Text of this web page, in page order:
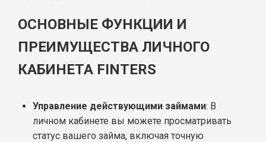
ОСНОВНЫЕ ФУНКЦИИ И
ПРЕИМУЩЕСТВА ЛИЧНОГО
КАБИНЕТА FINTERS
Управление действующими займами: В
личном кабинете вы можете просматривать
статус вашего займа, включая точную